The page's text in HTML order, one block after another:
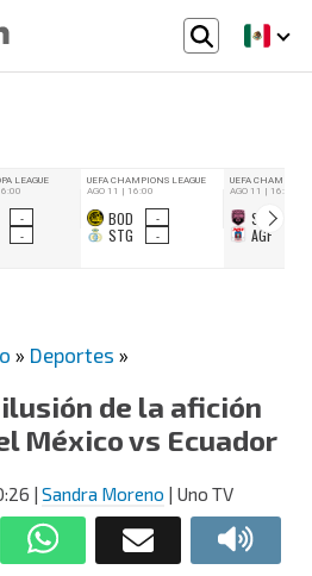
» Deportes »
ilusión de la afición
México vs Ecuador
| Sandra Moreno | Uno TV